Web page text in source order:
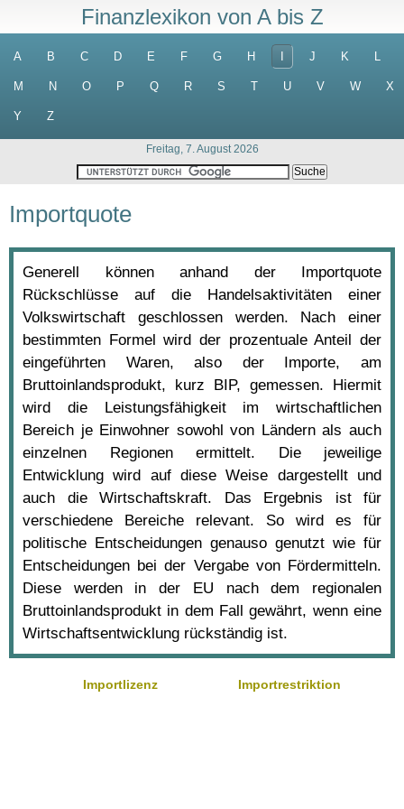
Finanzlexikon von A bis Z
A B C D E F G H J K L
M N O P Q R S T U V W X
Y Z
Freitag, 7. August 2026
Importquote
Generell können anhand der Importquote
Rückschlüsse auf die Handelsaktivitäten einer
Volkswirtschaft geschlossen werden. Nach einer
bestimmten Formel wird der prozentuale Anteil der
eingeführten Waren, also der Importe, am
Bruttoinlandsprodukt, kurz BIP, gemessen. Hiermit
wird die Leistungsfähigkeit im wirtschaftlichen
Bereich je Einwohner sowohl von Ländern als auch
einzelnen Regionen ermittelt. Die jeweilige
Entwicklung wird auf diese Weise dargestellt und
auch die Wirtschaftskraft. Das Ergebnis ist für
verschiedene Bereiche relevant. So wird es für
politische Entscheidungen genauso genutzt wie für
Entscheidungen bei der Vergabe von Fördermitteln.
Diese werden in der EU nach dem regionalen
Bruttoinlandsprodukt in dem Fall gewährt, wenn eine
Wirtschaftsentwicklung rückständig ist.
Importlizenz Importrestriktion